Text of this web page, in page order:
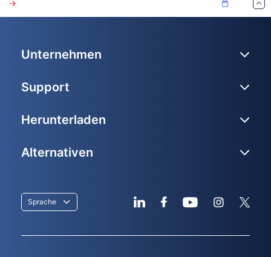
Sprache
Unternehmen
Support
Herunterladen
Alternativen